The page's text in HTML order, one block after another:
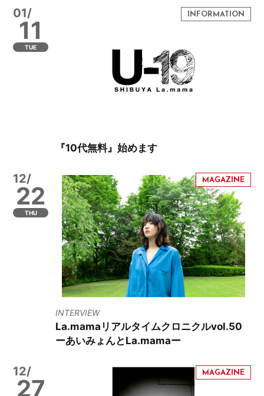
01/
11
TUE
『10代無料』始めます
12/
22
THU
INTERVIEW
La.mamaリアルタイムクロニクルvol.50
ーあいみょんとLa.mamaー
12/
27